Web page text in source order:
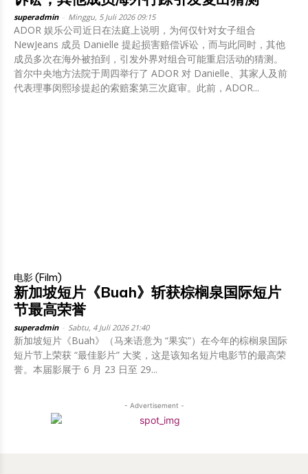
superadmin Minggu, 5 Juli 2026 09:15
ADOR 娱乐公司近日在法庭上说明，为何仅针对女子组合
NewJeans 成员 Danielle 提起损害赔偿诉讼，而与此同时，其他
成员多次在海外被拍到，引发外界对组合可能重启活动的猜测。
首尔中央地方法院于周四举行了 ADOR 对 Danielle、其家人及前
代表理事闵熙珍提起的索赔案第三次庭审。此前，ADOR...
电影 (Film)
新加坡短片《Buah》斩获棕榈泉国际短片
节最高荣誉
superadmin Sabtu, 4 Juli 2026 21:40
新加坡短片《Buah》（马来语意为 “果实”）在今年的棕榈泉国际
短片节上荣获 “最佳影片” 大奖，这是该知名短片电影节的最高荣
誉。本届影展于 6 月 23 日至 29...
- Advertisement -